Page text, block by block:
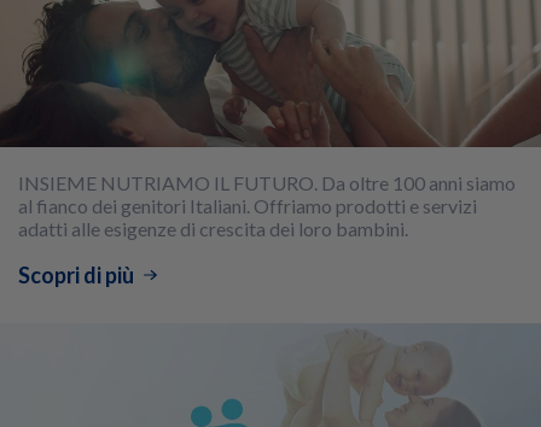
INSIEME NUTRIAMO IL FUTURO. Da oltre 100 anni siamo
al fianco dei genitori Italiani. Offriamo prodotti e servizi
adatti alle esigenze di crescita dei loro bambini.
Scopri di più